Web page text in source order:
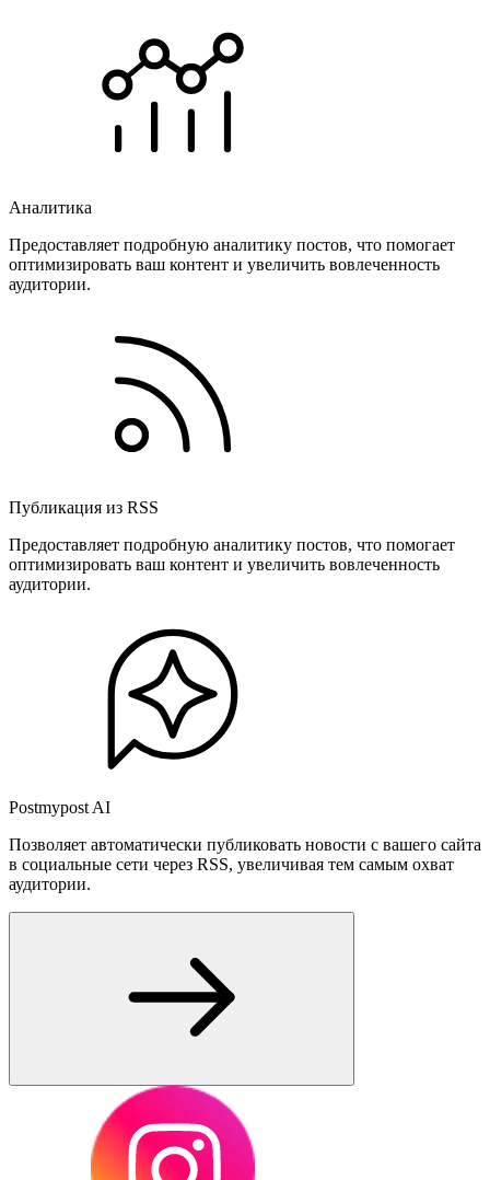
Аналитика
Предоставляет подробную аналитику постов, что помогает
оптимизировать ваш контент и увеличить вовлеченность
аудитории.
Публикация из RSS
Предоставляет подробную аналитику постов, что помогает
оптимизировать ваш контент и увеличить вовлеченность
аудитории.
Postmypost AI
Позволяет автоматически публиковать новости с вашего сайта
в социальные сети через RSS, увеличивая тем самым охват
аудитории.